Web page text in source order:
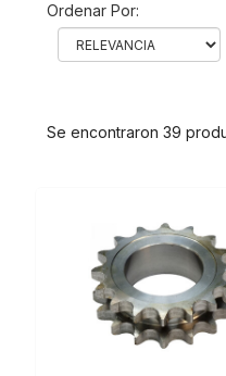
Ordenar Por:
Se encontraron 39